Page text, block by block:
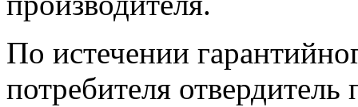
По истечении
потребителя